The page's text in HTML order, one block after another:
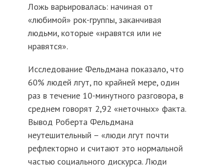
Ложь варьировалась: начиная от
«любимой» рок-группы, заканчивая
людьми, которые «нравятся или не
нравятся».
Исследование Фельдмана показало, что
60% людей лгут, по крайней мере, один
раз в течение 10-минутного разговора, в
среднем говорят 2,92 «неточных» факта.
Вывод Роберта Фельдмана
неутешительный – «люди лгут почти
рефлекторно и считают это нормальной
частью социального дискурса. Люди